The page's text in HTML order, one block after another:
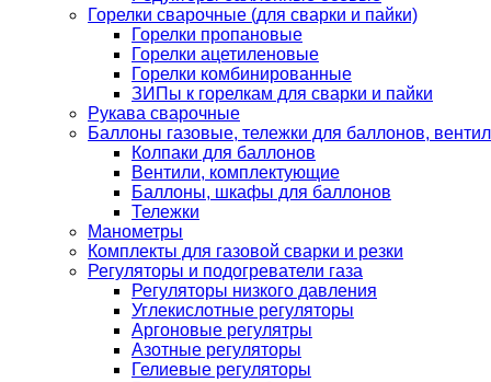
Горелки сварочные (для сварки и пайки)
Горелки пропановые
Горелки ацетиленовые
Горелки комбинированные
ЗИПы к горелкам для сварки и пайки
Рукава сварочные
Баллоны газовые, тележки для баллонов,
Колпаки для баллонов
Вентили, комплектующие
Баллоны, шкафы для баллонов
Тележки
Манометры
Комплекты для газовой сварки и резки
Регуляторы и подогреватели газа
Регуляторы низкого давления
Углекислотные регуляторы
Аргоновые регулятры
Азотные регуляторы
Гелиевые регуляторы